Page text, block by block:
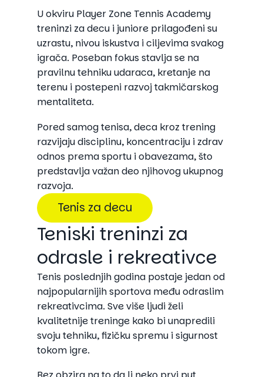
U okviru Player Zone Tennis Academy
treninzi za decu i juniore prilagođeni su
uzrastu, nivou iskustva i ciljevima svakog
igrača. Poseban fokus stavlja se na
pravilnu tehniku udaraca, kretanje na
terenu i postepeni razvoj takmičarskog
mentaliteta.
Pored samog tenisa, deca kroz trening
razvijaju disciplinu, koncentraciju i zdrav
odnos prema sportu i obavezama, što
predstavlja važan deo njihovog ukupnog
razvoja.
Tenis za decu
Teniski treninzi za
odrasle i rekreativce
Tenis poslednjih godina postaje jedan od
najpopularnijih sportova među odraslim
rekreativcima. Sve više ljudi želi
kvalitetnije treninge kako bi unapredili
svoju tehniku, fizičku spremu i sigurnost
tokom igre.